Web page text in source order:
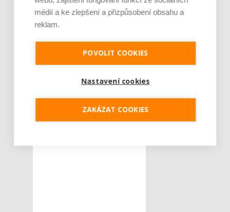
médií a ke zlepšení a přizpůsobení obsahu a
reklam.
POVOLIT COOKIES
Nastavení cookies
ZAKÁZAT COOKIES